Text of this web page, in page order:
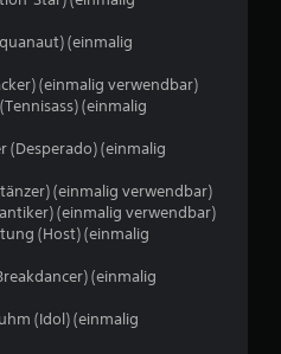
S
e
(einmalig
(einmalig verwendbar)
(einmalig
(Desperado) (einmalig
(einmalig verwendbar)
(einmalig verwendbar)
(Host) (einmalig
(einmalig
(Idol) (einmalig